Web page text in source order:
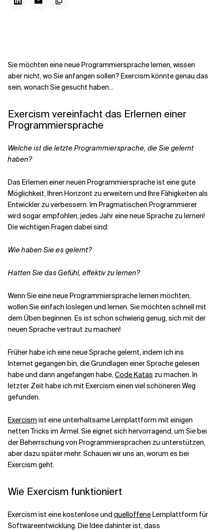
Sie möchten eine neue Programmiersprache lernen, wissen
aber nicht, wo Sie anfangen sollen? Exercism könnte genau das
sein, wonach Sie gesucht haben...
Exercism vereinfacht das Erlernen einer
Programmiersprache
Welche ist die letzte Programmiersprache, die Sie gelernt
haben?
Das Erlernen einer neuen Programmiersprache ist eine gute
Möglichkeit, Ihren Horizont zu erweitern und Ihre Fähigkeiten als
Entwickler zu verbessern. Im Pragmatischen Programmierer
wird sogar empfohlen, jedes Jahr eine neue Sprache zu lernen!
Die wichtigen Fragen dabei sind:
Wie haben Sie es gelernt?
Hatten Sie das Gefühl, effektiv zu lernen?
Wenn Sie eine neue Programmiersprache lernen möchten,
wollen Sie einfach loslegen und lernen. Sie möchten schnell mit
dem Üben beginnen. Es ist schon schwierig genug, sich mit der
neuen Sprache vertraut zu machen!
Früher habe ich eine neue Sprache gelernt, indem ich ins
Internet gegangen bin, die Grundlagen einer Sprache gelesen
habe und dann angefangen habe,Code Katas zu machen. In
letzter Zeit habe ich mit Exercism einen viel schöneren Weg
gefunden.
Exercism ist eine unterhaltsame Lernplattform mit einigen
netten Tricks im Ärmel. Sie eignet sich hervorragend, um Sie bei
der Beherrschung von Programmiersprachen zu unterstützen,
aber dazu später mehr. Schauen wir uns an, worum es bei
Exercism geht.
Wie Exercism funktioniert
Exercism ist eine kostenlose und quelloffeneLernplattform für
Softwareentwicklung. Die Idee dahinter ist, dass